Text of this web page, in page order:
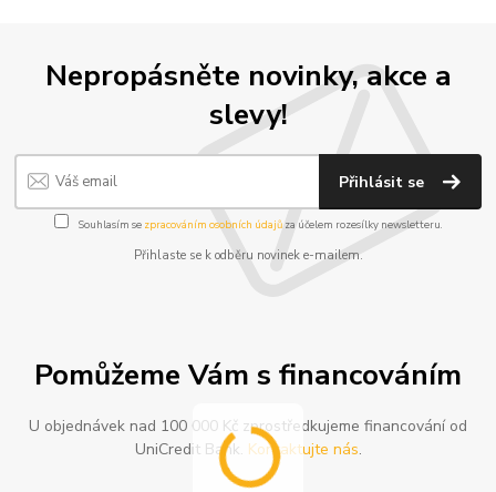
Nepropásněte novinky, akce a
slevy!
Přihlásit se
Souhlasím se zpracováním osobních údajůza účelem rozesílky newsletteru.
Přihlaste se k odběru novinek e-mailem.
Pomůžeme Vám s financováním
U objednávek nad 100 000 Kč zprostředkujeme financování od
UniCredit Bank. Kontaktujte nás.